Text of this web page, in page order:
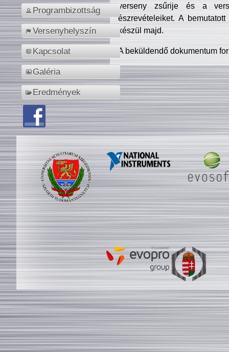
Programbizottság
Versenyhelyszín
Kapcsolat
Galéria
Eredmények
verseny zsűrije és a
észrevételeiket. A
készül majd.
A beküldendő dokumentum